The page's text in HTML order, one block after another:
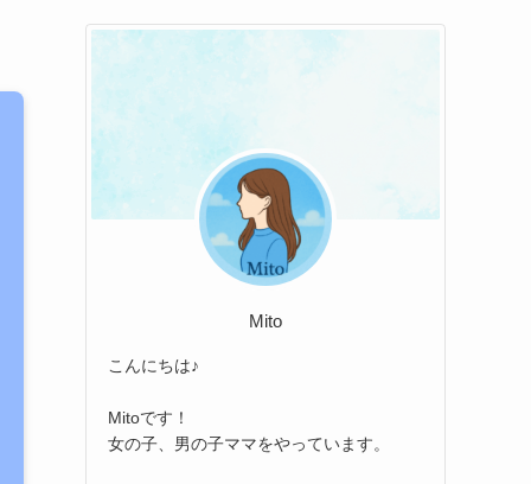
Mito
こんにちは♪
Mitoです！
女の子、男の子ママをやっています。